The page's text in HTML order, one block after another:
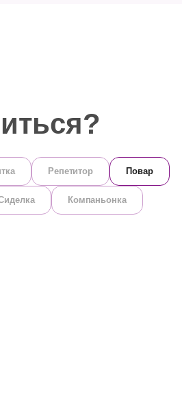
Репетитор Повар
Компаньонка